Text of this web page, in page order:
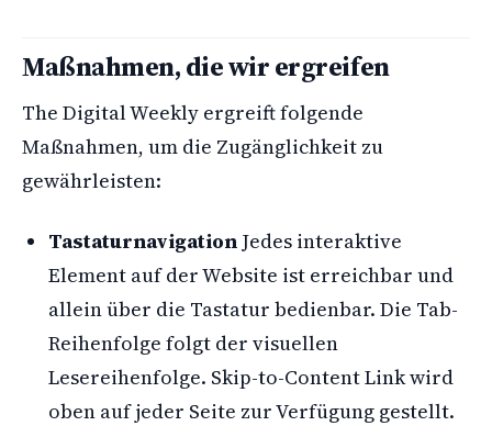
Maßnahmen, die wir ergreifen
The Digital Weekly ergreift folgende
Maßnahmen, um die Zugänglichkeit zu
gewährleisten:
Tastaturnavigation Jedes interaktive
Element auf der Website ist erreichbar und
allein über die Tastatur bedienbar. Die Tab-
Reihenfolge folgt der visuellen
Lesereihenfolge. Skip-to-Content Link wird
oben auf jeder Seite zur Verfügung gestellt.